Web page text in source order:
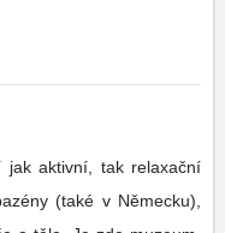
aktivní, tak relaxační
(také v Německu),